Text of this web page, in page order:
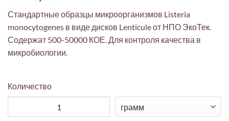
Стандартные образцы микроорганизмов Listeria
monocytogenes в виде дисков Lenticule от НПО ЭкоТек.
Содержат 500-50000 КОЕ. Для контроля качества в
микробиологии.
Количество